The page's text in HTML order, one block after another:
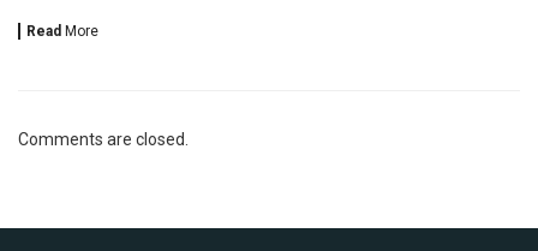
Read More
Comments are closed.